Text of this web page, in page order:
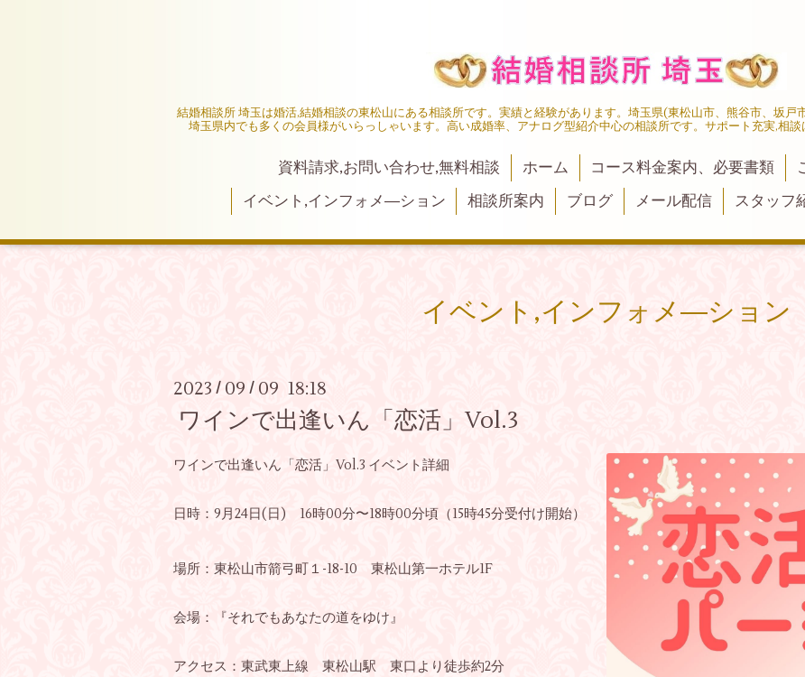
結婚相談所 埼玉は婚活,結婚相談の東松山にある相談所です。実績と経験があります。埼玉県(東松山市、熊谷市、坂戸
埼玉県内でも多くの会員様がいらっしゃいます。高い成婚率、アナログ型紹介中心の相談所です。サポート充実,相
資料請求,お問い合わせ,無料相談 ホーム コース料金案内、必要書類
イベント,インフォメ―ション
相談所案内 ブログ メール配信 スタッフ
イベント,インフォメ―ション
2023 / 09 / 09 18:18
ワインで出逢いん「恋活」Vol.3
ワインで出逢いん「恋活」Vol.3 イベント詳細
日時：9月24日(日) 16時00分〜18時00分頃（15時45分受付け開始）
場所： 東松山市箭弓町１-18-10 東松山第一ホテル1F
会場：『それでもあなたの道をゆけ』
アクセス：東武東上線 東松山駅 東口より徒歩約2分